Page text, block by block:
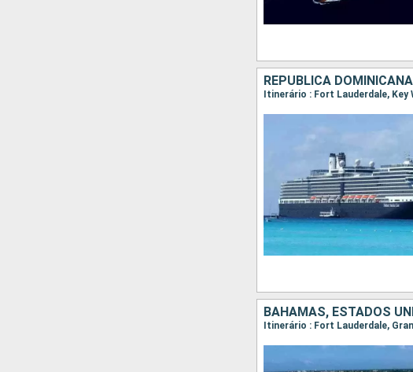
REPUBLICA
Itinerário : Fort Lauderdale,
BAHAMAS, ESTADOS
Itinerário : Fort Lauderdale,